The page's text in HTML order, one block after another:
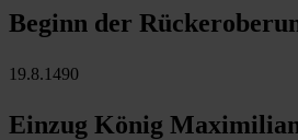
Beginn der
19.8.1490
Einzug König